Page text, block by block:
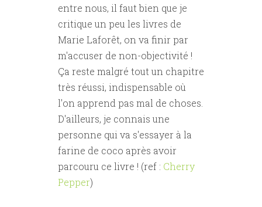
entre nous, il faut bien que je
critique un peu les livres de
Marie Laforêt, on va finir par
m'accuser de non-objectivité !
Ça reste malgré tout un chapitre
très réussi, indispensable où
l'on apprend pas mal de choses.
D'ailleurs, je connais une
personne qui va s'essayer à la
farine de coco après avoir
parcouru ce livre ! (ref : Cherry
Pepper)